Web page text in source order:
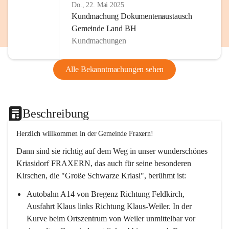
Do., 22. Mai 2025
Kundmachung Dokumentenaustausch
Gemeinde Land BH
Kundmachungen
Alle Bekanntmachungen sehen
Beschreibung
Herzlich willkommen in der Gemeinde Fraxern!
Dann sind sie richtig auf dem Weg in unser wunderschönes
Kriasidorf FRAXERN, das auch für seine besonderen
Kirschen, die "Große Schwarze Kriasi", berühmt ist:
Autobahn A14 von Bregenz Richtung Feldkirch,
Ausfahrt Klaus links Richtung Klaus-Weiler. In der
Kurve beim Ortszentrum von Weiler unmittelbar vor